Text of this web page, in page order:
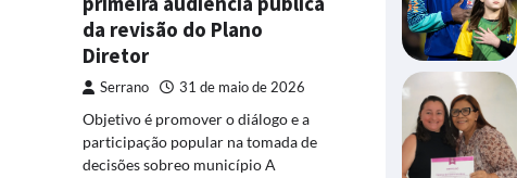
da revisão do Plano
Diretor
Serrano 31 de maio de 2026
Objetivo é promover o diálogo e a
participação popular na tomada de
decisões sobreo município A